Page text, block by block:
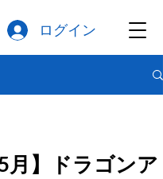
ログイン
月】ドラゴンア